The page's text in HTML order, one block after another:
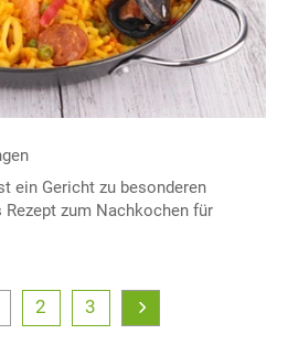
ein Gericht zu besonderen
zum Nachkochen für
2 3